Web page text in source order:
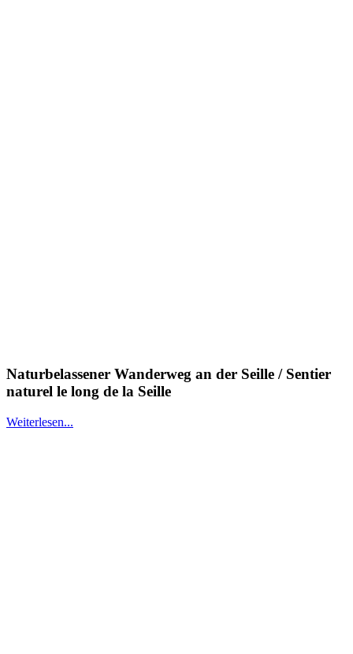
Naturbelassener Wanderweg an der Seille / Sentier
naturel le long de la Seille
Weiterlesen...